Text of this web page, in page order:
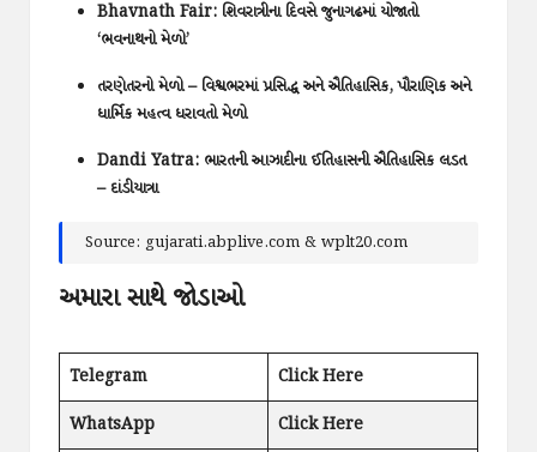
Bhavnath Fair: શિવરાત્રીના દિવસે જુનાગઢમાં યોજાતો
‘ભવનાથનો મેળો’
તરણેતરનો મેળો – વિશ્વભરમાં પ્રસિદ્ધ અને ઐતિહાસિક, પૌરાણિક અને
ધાર્મિક મહત્વ ધરાવતો મેળો
Dandi Yatra: ભારતની આઝાદીના ઈતિહાસની ઐતિહાસિક લડત
– દાંડીયાત્રા
Source: gujarati.abplive.com & wplt20.com
અમારા સાથે જોડાઓ
Telegram
Click Here
WhatsApp
Click Here